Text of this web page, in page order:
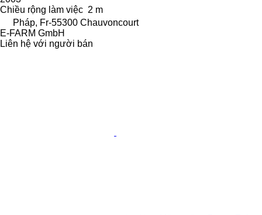
Chiều rộng làm việc 2 m
Pháp, Fr-55300 Chauvoncourt
E-FARM GmbH
Liên hệ với người bán